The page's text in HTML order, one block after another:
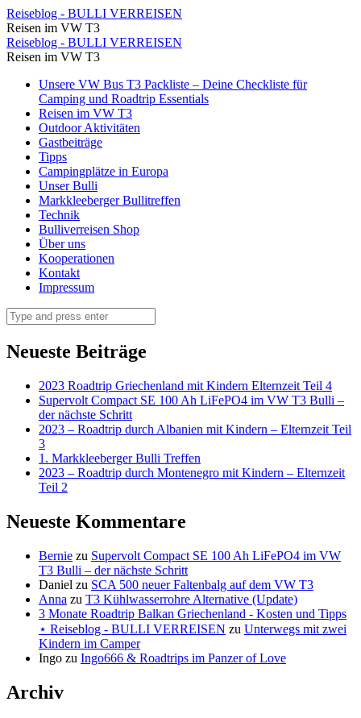
Der
berühmte
Kannenstein
Reiseblog
BULLI
VERREISEN
Reiseblog - BULLI VERREISEN
Reisen im VW T3
Der
berühmte
Kannenstein
Reiseblog
BULLI
VERREISEN
Reiseblog - BULLI VERREISEN
Reisen im VW T3
Skip
content
Unsere VW Bus T3 Packliste – Deine Checkliste für
Camping und Roadtrip Essentials
Reisen im VW T3
Outdoor Aktivitäten
Gastbeiträge
Tipps
Campingplätze in Europa
Unser Bulli
Markkleeberger Bullitreffen
Technik
Bulliverreisen Shop
Über uns
Kooperationen
Kontakt
Impressum
Search
Neueste Beiträge
2023 Roadtrip Griechenland mit Kindern Elternzeit Teil 4
Supervolt Compact SE 100 Ah LiFePO4 im VW T3 Bulli –
der nächste Schritt
2023 – Roadtrip durch Albanien mit Kindern – Elternzeit Teil
3
1. Markkleeberger Bulli Treffen
2023 – Roadtrip durch Montenegro mit Kindern – Elternzeit
Teil 2
Neueste Kommentare
Bernie zu Supervolt Compact SE 100 Ah LiFePO4 im VW
T3 Bulli – der nächste Schritt
Daniel zu SCA 500 neuer Faltenbalg auf dem VW T3
Anna zu T3 Kühlwasserrohre Alternative (Update)
3 Monate Roadtrip Balkan Griechenland - Kosten und Tipps
⋆ Reiseblog - BULLI VERREISEN zu Unterwegs mit zwei
Kindern im Camper
Ingo zu Ingo666 & Roadtrips im Panzer of Love
Archiv